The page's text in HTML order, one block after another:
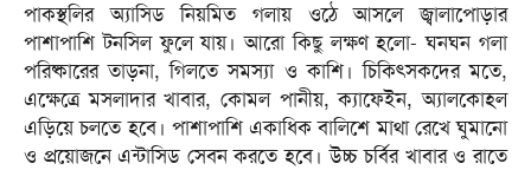
পাকস্থলির অ্যাসিড নিয়মিত গলায় ওঠে আসলে জ্বালাপোড়ার
পাশাপাশি টনসিল ফুলে যায়। আরো কিছু লক্ষণ হলো- ঘনঘন গলা
পরিষ্কারের তাড়না, গিলতে সমস্যা ও কাশি। চিকিৎসকদের মতে,
এক্ষেত্রে মসলাদার খাবার, কোমল পানীয়, ক্যাফেইন, অ্যালকোহল
এড়িয়ে চলতে হবে। পাশাপাশি একাধিক বালিশে মাথা রেখে ঘুমানো
ও প্রয়োজনে এন্টাসিড সেবন করতে হবে। উচ্চ চর্বির খাবার ও রাতে